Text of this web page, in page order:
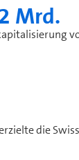
Mrd.
die